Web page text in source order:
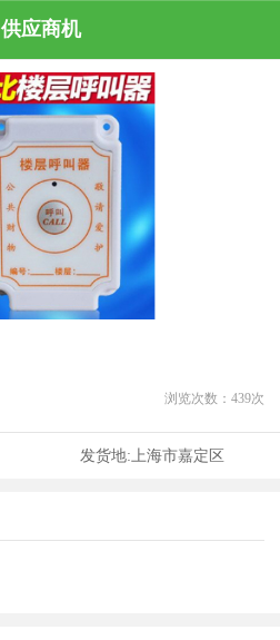
供应商机
浏览次数： 439次
发货地:上海市嘉定区